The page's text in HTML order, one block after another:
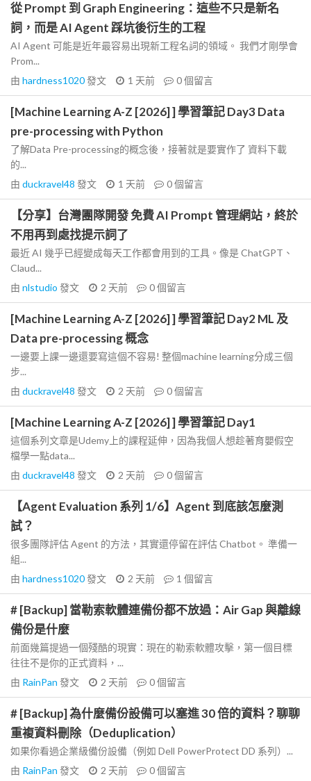
從 Prompt 到 Graph Engineering：這些不只是新名
詞，而是 AI Agent 踩坑後衍生的工程
AI Agent 可能是近年最容易出現新工程名詞的領域。 我們才剛學會
Prom...
由 hardness1020發文 1 天前 0個留言
[Machine Learning A-Z [2026] ] 學習筆記 Day3 Data
pre-processing with Python
了解Data Pre-processing的概念後，接著就是要實作了 資料下載
的...
由 duckravel48 發文 1 天前 0個留言
【分享】台灣團隊開發 免費 AI Prompt 管理網站，終於
不用再到處找提示詞了
最近 AI 幾乎已經變成每天工作都會用到的工具。像是 ChatGPT、
Claud...
由 nlstudio 發文 2 天前 0個留言
[Machine Learning A-Z [2026] ] 學習筆記 Day2 ML 及
Data pre-processing 概念
一邊要上課一邊還要寫這個不容易! 整個machine learning分成三個
步...
由 duckravel48 發文 2 天前 0個留言
[Machine Learning A-Z [2026] ] 學習筆記 Day1
這個系列文章是Udemy上的課程延伸，因為我個人想趁著育嬰假空
檔學一點data...
由 duckravel48 發文 2 天前 0個留言
【Agent Evaluation 系列 1/6】Agent 到底該怎麼測
試？
很多團隊評估 Agent 的方法，其實還停留在評估 Chatbot。 準備一
組...
由 hardness1020發文 2 天前 1 個留言
# [Backup] 當勒索軟體連備份都不放過：Air Gap 與離線
備份是什麼
前面幾篇提過一個殘酷的現實：現在的勒索軟體攻擊，第一個目標
往往不是你的正式資料，...
由 RainPan 發文 2 天前 0個留言
# [Backup] 為什麼備份設備可以塞進 30 倍的資料？聊聊
重複資料刪除（Deduplication）
如果你看過企業級備份設備（例如 Dell PowerProtect DD 系列）...
由 RainPan 發文 2 天前 0個留言